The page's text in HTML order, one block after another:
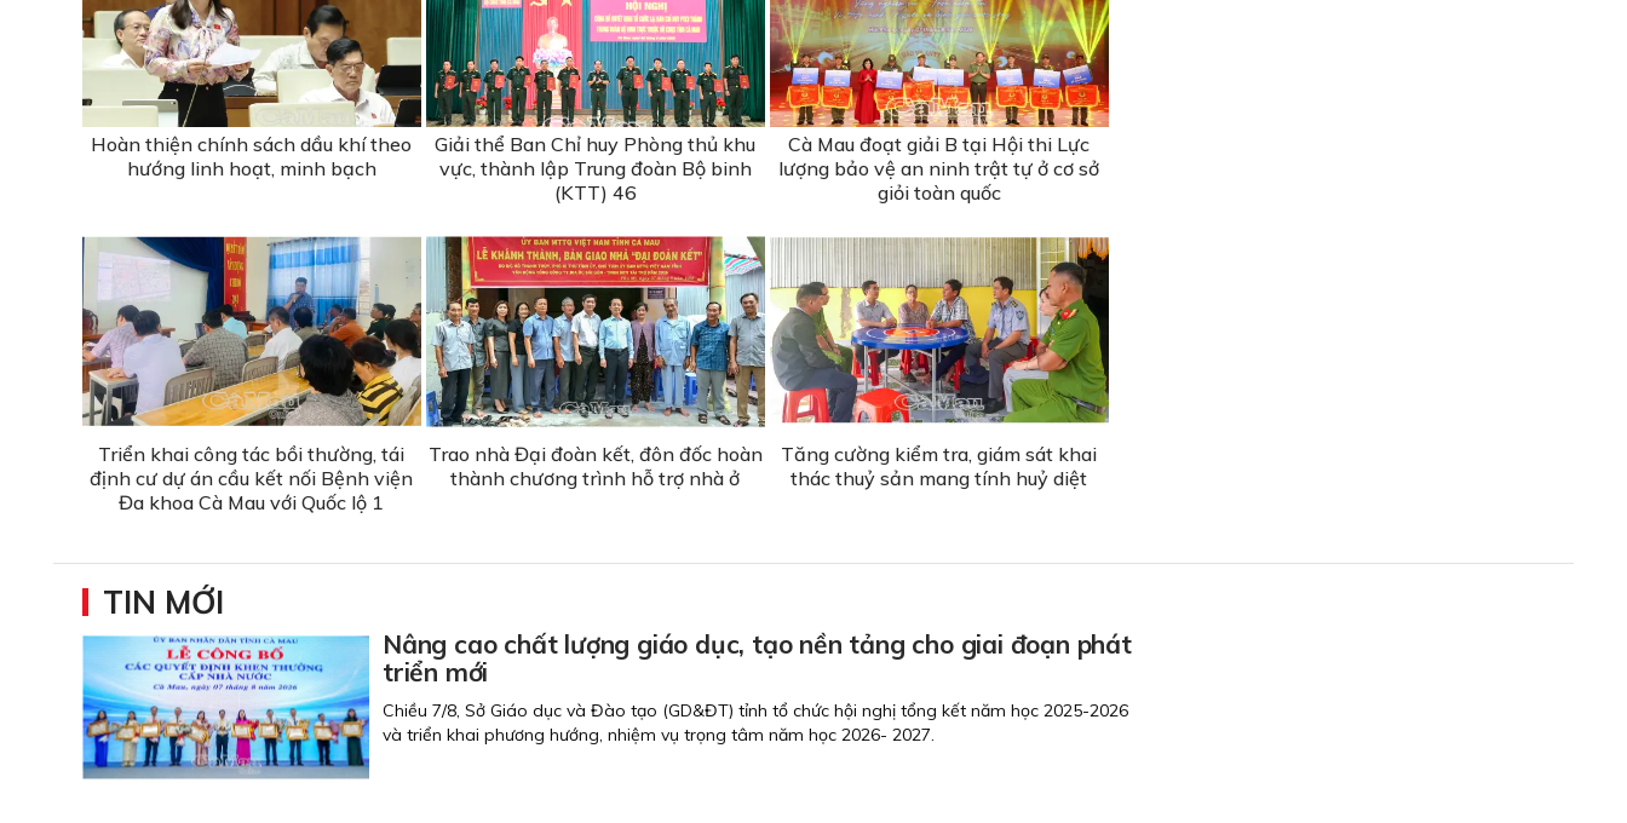
Hoàn thiện chính sách dầu khí theo
hướng linh hoạt, minh bạch
Giải thể Ban Chỉ huy Phòng thủ khu
vực, thành lập Trung đoàn Bộ binh
(KTT) 46
Cà Mau đoạt giải B tại Hội thi Lực
lượng bảo vệ an ninh trật tự ở cơ sở
giỏi toàn quốc
Triển khai công tác bồi thường, tái
định cư dự án cầu kết nối Bệnh viện
Đa khoa Cà Mau với Quốc lộ 1
Trao nhà Đại đoàn kết, đôn đốc hoàn
thành chương trình hỗ trợ nhà ở
Tăng cường kiểm tra, giám sát khai
thác thuỷ sản mang tính huỷ diệt
TIN MỚI
Nâng cao chất lượng giáo dục, tạo nền tảng cho giai đoạn phát
triển mới
Chiều 7/8, Sở Giáo dục và Đào tạo (GD&ĐT) tỉnh tổ chức hội nghị tổng kết năm học 2025-2026
và triển khai phương hướng, nhiệm vụ trọng tâm năm học 2026- 2027.